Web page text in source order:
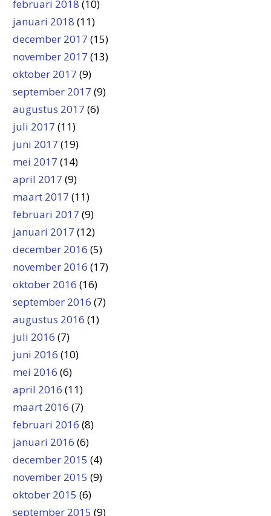
februari 2018 (10)
januari 2018 (11)
december 2017 (15)
november 2017 (13)
oktober 2017 (9)
september 2017 (9)
augustus 2017 (6)
juli 2017 (11)
juni 2017 (19)
mei 2017 (14)
april 2017 (9)
maart 2017 (11)
februari 2017 (9)
januari 2017 (12)
december 2016 (5)
november 2016 (17)
oktober 2016 (16)
september 2016 (7)
augustus 2016 (1)
juli 2016 (7)
juni 2016 (10)
mei 2016 (6)
april 2016 (11)
maart 2016 (7)
februari 2016 (8)
januari 2016 (6)
december 2015 (4)
november 2015 (9)
oktober 2015 (6)
september 2015 (9)